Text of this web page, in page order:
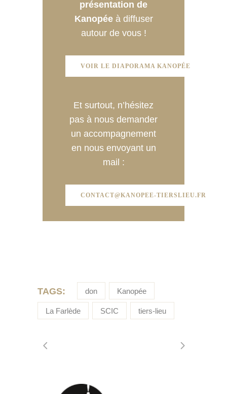
présentation de
Kanopéeà diffuser
autour de vous !
VOIR LE DIAPORAMA KANOPÉE
Et surtout, n’hésitez
pas à nous demander
un accompagnement
en nous envoyant un
mail :
CONTACT@KANOPEE-TIERSLIEU.FR
TAGS: don Kanopée
La Farlède SCIC tiers-lieu